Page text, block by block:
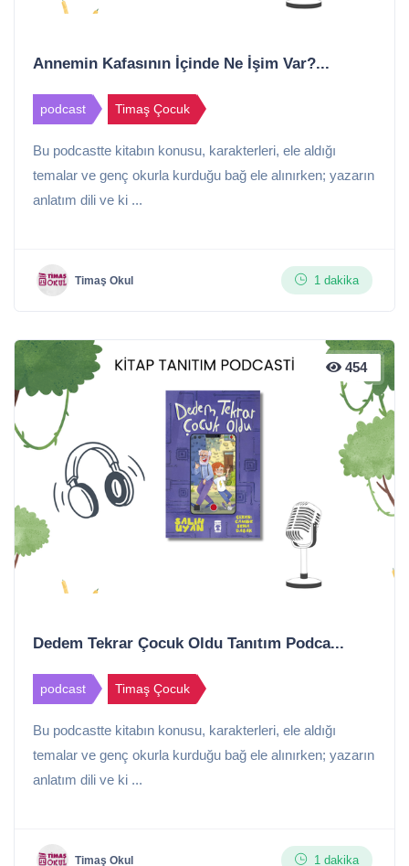
Annemin Kafasının İçinde Ne İşim Var?...
podcast Timaş Çocuk
Bu podcastte kitabın konusu, karakterleri, ele aldığı
temalar ve genç okurla kurduğu bağ ele alınırken; yazarın
anlatım dili ve ki ...
Timaş Okul 1 dakika
454
Dedem Tekrar Çocuk Oldu Tanıtım Podca...
podcast Timaş Çocuk
Bu podcastte kitabın konusu, karakterleri, ele aldığı
temalar ve genç okurla kurduğu bağ ele alınırken; yazarın
anlatım dili ve ki ...
Timaş Okul 1 dakika